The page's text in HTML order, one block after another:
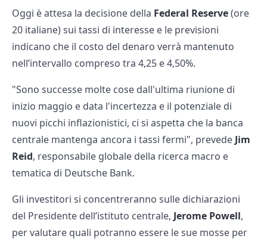
Oggi è attesa la decisione della Federal Reserve(ore
20 italiane) sui tassi di interesse e le previsioni
indicano che il costo del denaro verrà mantenuto
nell’intervallo compreso tra 4,25 e 4,50%.
"Sono successe molte cose dall'ultima riunione di
inizio maggio e data l'incertezza e il potenziale di
nuovi picchi inflazionistici, ci si aspetta che la banca
centrale mantenga ancora i tassi fermi", prevedeJim
Reid, responsabile globale della ricerca macro e
tematica di Deutsche Bank.
Gli investitori si concentreranno sulle dichiarazioni
del Presidente dell’istituto centrale, Jerome Powell,
per valutare quali potranno essere le sue mosse per